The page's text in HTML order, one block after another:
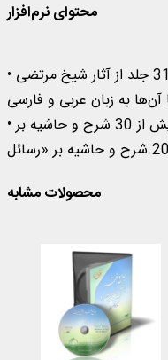
محتوای نرم‌افزار
• متن 167 عنوان کتاب و رساله در 316 جلد از آثار شیخ مرتضی
آن‌ها به زبان‌ عربی و فارسی
• ارائه آثار مرتبط با شیخ انصاری با بیش از 30 شرح و حاشیه بر
محصولات مشابه